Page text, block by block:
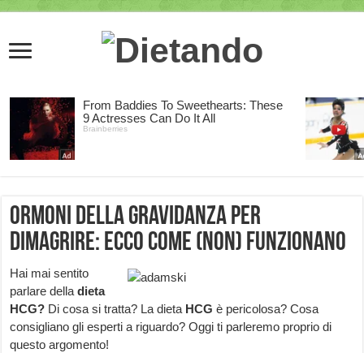
Ormoni della gravidanza per
dimagrire: ecco come (non) funzionano
Hai mai sentito
parlare delladieta
HCG? Di cosa si tratta? La dieta HCG è pericolosa? Cosa
consigliano gli esperti a riguardo? Oggi ti parleremo proprio di
questo argomento!